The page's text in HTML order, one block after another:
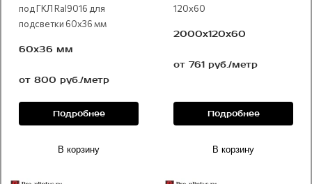
под ГКЛ Ral9016 для
подсветки 60х36 мм
60х36 мм
от 800 руб./метр
Подробнее
В корзину
120х60
2000x120х60
от 761 руб./метр
Подробнее
В корзину